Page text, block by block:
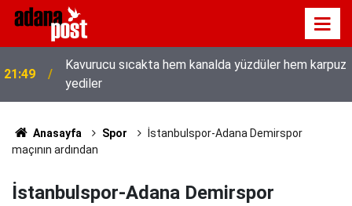
21:49
Kavurucu sıcakta hem kanalda yüzdüler hem karpuz
yediler
Anasayfa Spor
İstanbulspor-Adana Demirspor
maçının ardından
İstanbulspor-Adana Demirspor